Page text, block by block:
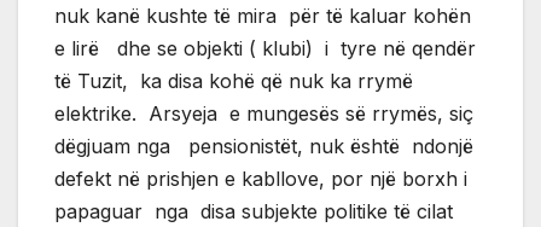
nuk kanë kushte të mira për të kaluar kohën
e lirë dhe se objekti ( klubi) i tyre në qendër
të Tuzit, ka disa kohë që nuk ka rrymë
elektrike. Arsyeja e mungesës së rrymës, siç
dëgjuam nga pensionistët, nuk është ndonjë
defekt në prishjen e kabllove, por një borxh i
papaguar nga disa subjekte politike të cilat